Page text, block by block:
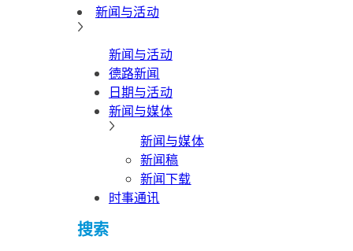
新闻与活动
新闻与活动
德路新闻
日期与活动
新闻与媒体
新闻与媒体
新闻稿
新闻下载
时事通讯
搜索